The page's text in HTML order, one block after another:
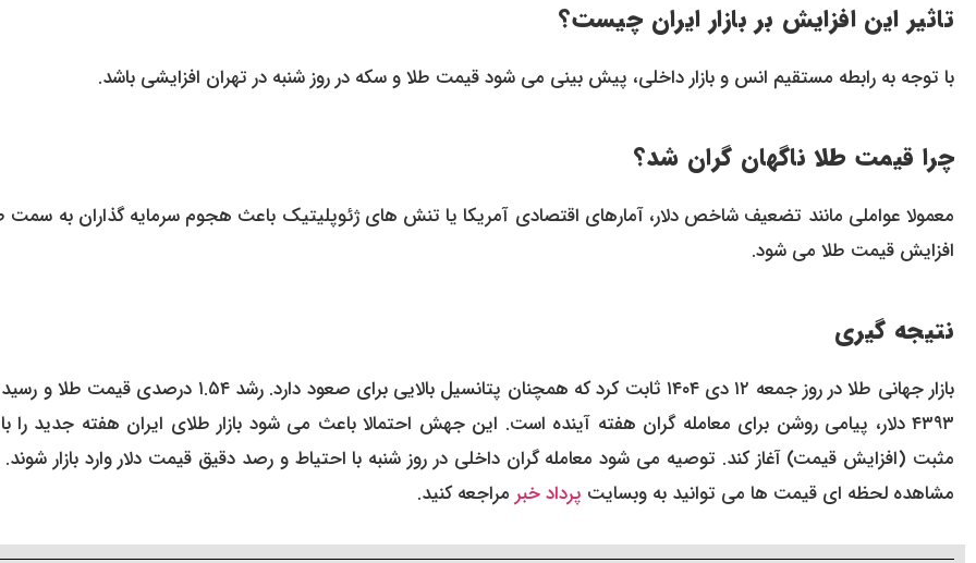
تاثیر این افزایش بر بازار ایران چیست؟
با توجه به رابطه مستقیم انس و بازار داخلی، پیش بینی می شود قیمت طلا و سکه در روز شنبه در تهران افزایشی باشد.
چرا قیمت طلا ناگهان گران شد؟
معمولا عواملی مانند تضعیف شاخص دلار، آمارهای اقتصادی آمریکا یا تنش های ژئوپلیتیک باعث هجوم سرمایه گذاران به سمت
افزایش قیمت طلا می شود.
نتیجه گیری
بازار جهانی طلا در روز جمعه ۱۲ دی ۱۴۰۴ ثابت کرد که همچنان پتانسیل بالایی برای صعود دارد. رشد ۱.۵۴
۴۳۹۳ دلار، پیامی روشن برای معامله گران هفته آینده است. این جهش احتمالا باعث می شود بازار طلای ایران هفته جدید را
مثبت (افزایش قیمت) آغاز کند. توصیه می شود معامله گران داخلی در روز شنبه با احتیاط و رصد دقیق قیمت دلار وارد بازار شوند.
مشاهده لحظه ای قیمت ها می توانید به وبسایت پرداد خبرمراجعه کنید.